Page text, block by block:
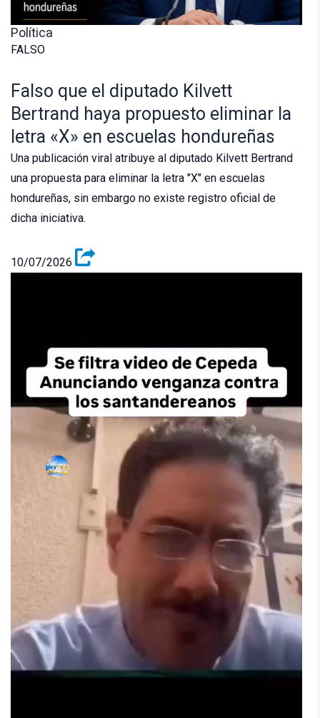
Política
FALSO
Falso que el diputado Kilvett
Bertrand haya propuesto eliminar la
letra «X» en escuelas hondureñas
Una publicación viral atribuye al diputado Kilvett Bertrand
una propuesta para eliminar la letra "X" en escuelas
hondureñas, sin embargo no existe registro oficial de
dicha iniciativa.
10/07/2026